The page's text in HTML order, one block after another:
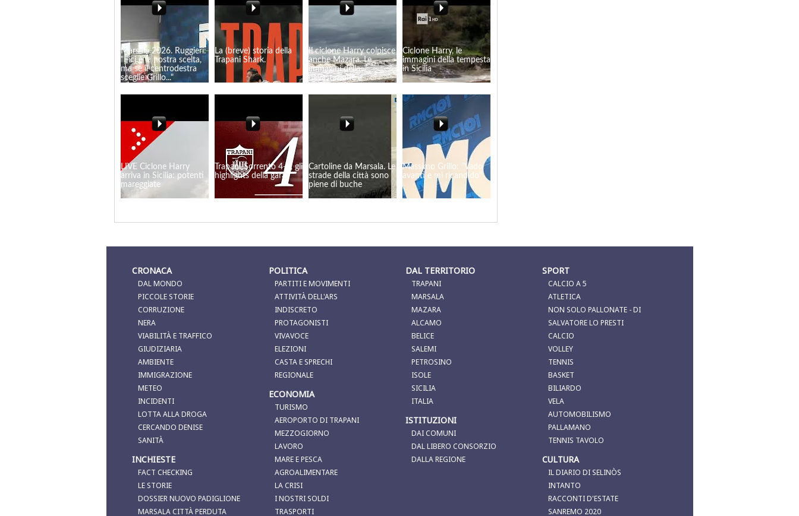
Marsala 2026. Ruggieri:
"Fici è la nostra scelta,
ma se il centrodestra
sceglie Grillo..."
La (breve) storia della
Trapani Shark.
Il ciclone Harry colpisce
anche Mazara. Le
immagini della
devastazione a
Ciclone Harry, le
immagini della tempesta
in Sicilia
LIVE Ciclone Harry
arriva in Sicilia: potenti
mareggiate
Trapani-Sorrento 4-0, gli
highlights della gara
Cartoline da Marsala. Le
strade della città sono
piene di buche
Massimo Grillo: “Vado
avanti e mi ricandido“
CRONACA
DAL MONDO
PICCOLE STORIE
CORRUZIONE
NERA
VIABILITÀ E TRAFFICO
GIUDIZIARIA
AMBIENTE
IMMIGRAZIONE
METEO
INCIDENTI
LOTTA ALLA DROGA
CERCANDO DENISE
SANITÀ
INCHIESTE
FACT CHECKING
LE STORIE
DOSSIER NUOVO PADIGLIONE
MARSALA CITTÀ PERDUTA
POLITICA
PARTITI E MOVIMENTI
ATTIVITÀ DELL'ARS
INDISCRETO
PROTAGONISTI
VIVAVOCE
ELEZIONI
CASTA E SPRECHI
REGIONALE
ECONOMIA
TURISMO
AEROPORTO DI TRAPANI
MEZZOGIORNO
LAVORO
MARE E PESCA
AGROALIMENTARE
LA CRISI
I NOSTRI SOLDI
TRASPORTI
DAL TERRITORIO
TRAPANI
MARSALA
MAZARA
ALCAMO
BELICE
SALEMI
PETROSINO
ISOLE
SICILIA
ITALIA
ISTITUZIONI
DAI COMUNI
DAL LIBERO CONSORZIO
DALLA REGIONE
SPORT
CALCIO A 5
ATLETICA
NON SOLO PALLONATE - DI
SALVATORE LO PRESTI
CALCIO
VOLLEY
TENNIS
BASKET
BILIARDO
VELA
AUTOMOBILISMO
PALLAMANO
TENNIS TAVOLO
CULTURA
IL DIARIO DI SELINÒS
INTANTO
RACCONTI D'ESTATE
SANREMO 2020